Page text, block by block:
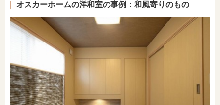
オスカーホームの洋和室の事例：和風寄りのもの